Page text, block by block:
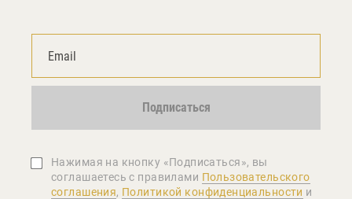
Подписаться
Нажимая на кнопку «Подписаться», вы
соглашаетеcь с правилами Пользовательского
соглашения, Политикой конфиденциальности и